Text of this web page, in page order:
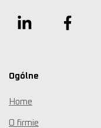
Ogólne
Home
O firmie